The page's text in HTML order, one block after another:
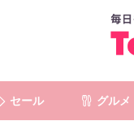
セール グルメ